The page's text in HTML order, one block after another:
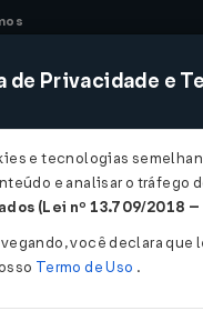
CONSULTORIA
Privacidade e
e tecnologias
e analisar o tráfego
(Lei nº 13.709/2018 –
você declara que
Termo de Uso .